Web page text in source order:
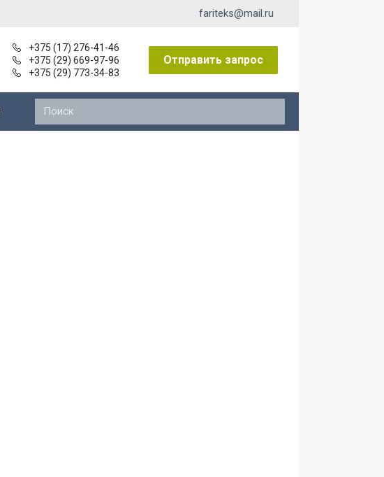
fariteks@mail.ru
+375 (17) 276-41-46
+375 (29) 669-97-96
+375 (29) 773-34-83
Отправить запрос